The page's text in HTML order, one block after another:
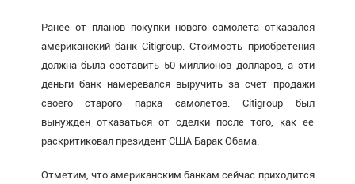
Ранее от планов покупки нового самолета отказался
американский банк Citigroup. Стоимость приобретения
должна была составить 50 миллионов долларов, а эти
деньги банк намеревался выручить за счет продажи
своего старого парка самолетов. Citigroup был
вынужден отказаться от сделки после того, как ее
раскритиковал президент США Барак Обама.
Отметим, что американским банкам сейчас приходится